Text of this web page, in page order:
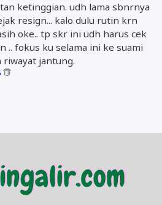
ketinggian. udh lama sbnrnya
resign... kalo dulu rutin krn
oke.. tp skr ini udh harus cek
.. fokus ku selama ini ke suami
riwayat jantung.